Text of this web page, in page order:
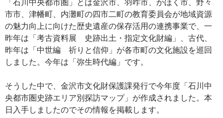
市市、津幡町、内灘町の四市二町の教育委員会が地域資源
の魅力向上に向けた歴史遺産の保存活用の連携事業で、一
昨年は「考古資料展 史跡出土・指定文化財編」、古代、
昨年は「中世編 祈りと信仰」が各市町の文化施設を巡回
しました。今年は「弥生時代編」です。
そうした中で、金沢市文化財保護課発行で今年度「石川中
央都市圏史跡エリア別探訪マップ」が作成されました。本
日入手しましたのでその情報を掲載します。